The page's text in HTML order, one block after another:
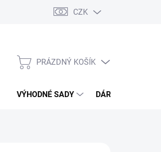
CZK
NÁKUPNÍ
PRÁZDNÝ KOŠÍK
VÝHODNÉ SADY DÁRKOVÝ